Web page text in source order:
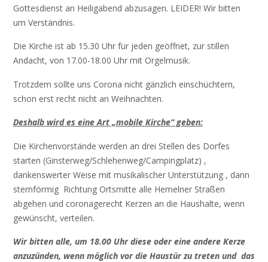
Gottesdienst an Heiligabend abzusagen. LEIDER! Wir bitten
um Verständnis.
Die Kirche ist ab 15.30 Uhr für jeden geöffnet, zur stillen
Andacht, von 17.00-18.00 Uhr mit Orgelmusik.
Trotzdem sollte uns Corona nicht gänzlich einschüchtern,
schon erst recht nicht an Weihnachten.
Deshalb wird es eine Art „mobile Kirche“ geben:
Die Kirchenvorstände werden an drei Stellen des Dorfes
starten (Ginsterweg/Schlehenweg/Campingplatz) ,
dankenswerter Weise mit musikalischer Unterstützung , dann
sternförmig Richtung Ortsmitte alle Hemelner Straßen
abgehen und coronagerecht Kerzen an die Haushalte, wenn
gewünscht, verteilen.
Wir bitten alle, um 18.00 Uhr diese oder eine andere Kerze
anzuzünden, wenn möglich vor die Haustür zu treten und das